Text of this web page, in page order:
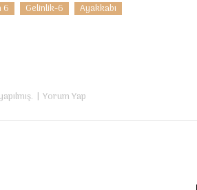
6 Gelinlik-6 Ayakkabı
| Yorum Yap